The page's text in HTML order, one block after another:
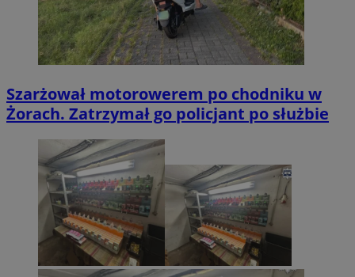
Szarżował motorowerem po chodniku w
Żorach. Zatrzymał go policjant po służbie